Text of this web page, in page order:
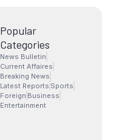
Popular
Categories
News Bulletin
Current Affaires
Breaking News
Latest Reports Sports
Foreign Business
Entertainment